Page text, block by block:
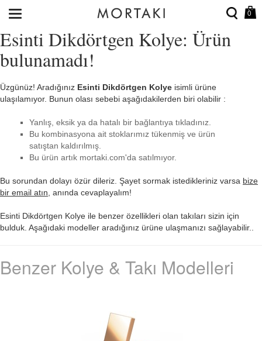
0
Esinti Dikdörtgen Kolye: Ürün
bulunamadı!
Üzgünüz! Aradığınız Esinti Dikdörtgen Kolye isimli ürüne
ulaşılamıyor. Bunun olası sebebi aşağıdakilerden biri olabilir :
Yanlış, eksik ya da hatalı bir bağlantıya tıkladınız.
Bu kombinasyona ait stoklarımız tükenmiş ve ürün
satıştan kaldırılmış.
Bu ürün artık mortaki.com'da satılmıyor.
Bu sorundan dolayı özür dileriz. Şayet sormak istedikleriniz varsa bize
bir email atın , anında cevaplayalım!
Esinti Dikdörtgen Kolye ile benzer özellikleri olan takıları sizin için
bulduk. Aşağıdaki modeller aradığınız ürüne ulaşmanızı sağlayabilir..
Benzer Kolye & Takı Modelleri